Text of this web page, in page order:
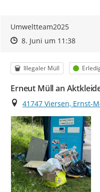
Umweltteam2025
Zeitpunkt des Erstellens
Zeitpunkt des Erstellens
8. Juni um 11:38Zur
Kategorie
Illegaler Müll Status
Erneut Müll an
Ort
41747 Viersen, Ernst-